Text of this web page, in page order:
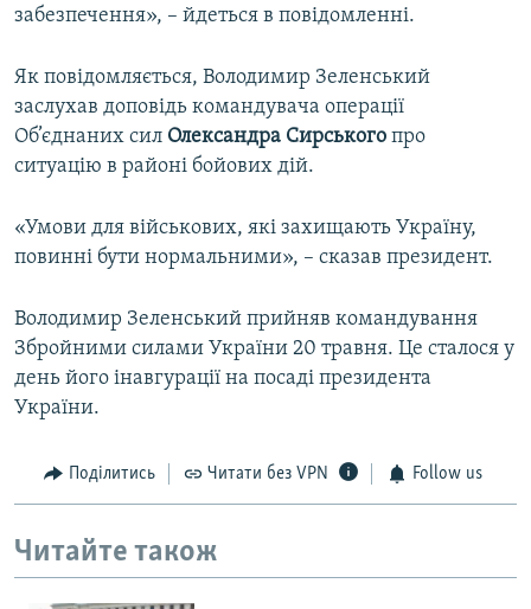
забезпечення», – йдеться в повідомленні.
Як повідомляється, Володимир Зеленський
заслухав доповідь командувача операції
Об’єднаних сил Олександра Сирського про
ситуацію в районі бойових дій.
«Умови для військових, які захищають Україну,
повинні бути нормальними», – сказав президент.
Володимир Зеленський прийняв командування
Збройними силами України 20 травня. Це сталося у
день його інавгурації на посаді президента
України.
Поділитись Читати без VPN Follow us
Читайте також